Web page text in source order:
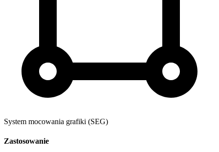
System mocowania grafiki (SEG)
Zastosowanie